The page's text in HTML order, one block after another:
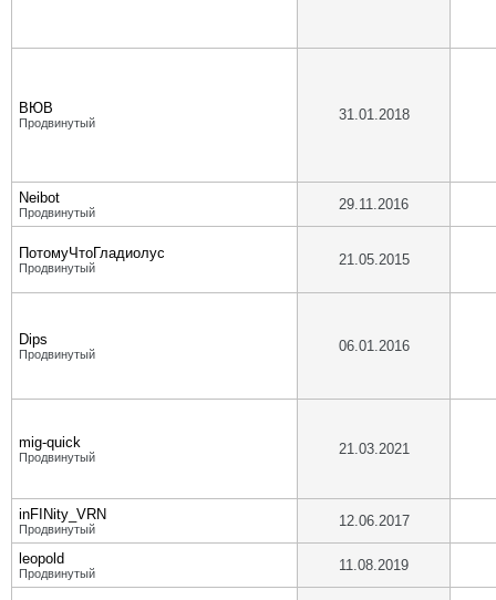
ВЮВ
Продвинутый 31.01.2018
Neibot
Продвинутый 29.11.2016
ПотомуЧтоГладиолус
Продвинутый 21.05.2015
Dips
Продвинутый 06.01.2016
mig-quick
Продвинутый 21.03.2021
inFINity_VRN
Продвинутый 12.06.2017
leopold
Продвинутый 11.08.2019